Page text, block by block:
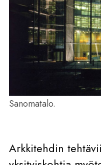
Sanomatalo.
Arkkitehdin